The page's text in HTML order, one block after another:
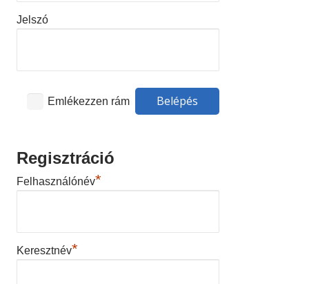
Jelszó
Emlékezzen rám
Regisztráció
Felhasználónév*
Keresztnév*